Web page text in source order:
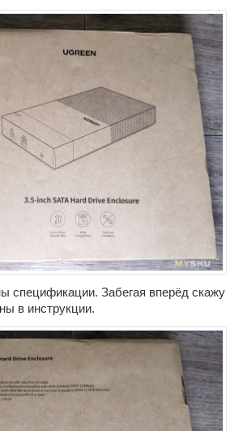
спецификации. Забегая вперёд скажу
в инструкции.